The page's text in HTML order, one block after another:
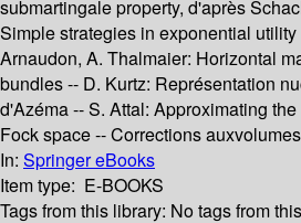
submartingale property, d'après
Simple strategies in exponential
Arnaudon, A. Thalmaier: Horizontal
bundles -- D. Kurtz: Représentation
d'Azéma -- S. Attal: Approximating
Fock space -- Corrections
In: Springer eBooks
Item type: E-BOOKS
Tags from this library: No tags from